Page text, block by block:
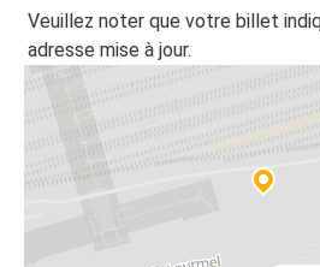
Veuillez noter que votre billet
adresse mise à jour.